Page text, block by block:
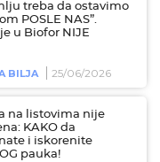
treba da ostavimo
POSLE NAS”.
u Biofor NIJE
BILJA 25/06/2026
na listovima nije
KAKO da
i iskorenite
pauka!